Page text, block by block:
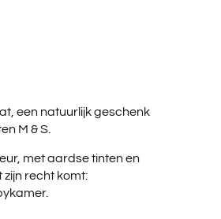
een natuurlijk geschenk
M & S.
met aardse tinten en
recht komt: